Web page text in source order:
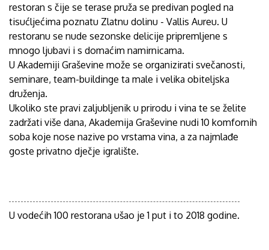
restoran s čije se terase pruža se predivan pogled na
tisućljećima poznatu Zlatnu dolinu - Vallis Aureu. U
restoranu se nude sezonske delicije pripremljene s
mnogo ljubavi i s domaćim namirnicama.
U Akademiji Graševine može se organizirati svečanosti,
seminare, team-buildinge ta male i velika obiteljska
druženja.
Ukoliko ste pravi zaljubljenik u prirodu i vina te se želite
zadržati više dana, Akademija Graševine nudi 10 komfornih
soba koje nose nazive po vrstama vina, a za najmlađe
goste privatno dječje igralište.
U vodećih 100 restorana ušao je 1 put i to 2018 godine.